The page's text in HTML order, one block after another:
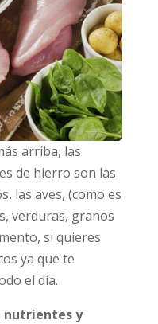
arriba, las
de hierro son las
las aves, (como es
verduras, granos
si quieres
ya que te
el día.
nutrientes y